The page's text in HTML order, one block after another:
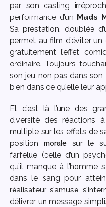
par son casting
performance d’un Mads
Sa prestation, doublée
permet au film d’éviter
gratuitement l’effet
ordinaire. Toujours
son jeu non pas dans
bien dans ce qu’elle leur
Et c’est là l’une des
diversité des réactions
multiple sur les effets de
position moralesur le
farfelue (celle d’un
qu’il manque à l’homme
dans le sang pour
réalisateur s’amuse,
délivrer un message